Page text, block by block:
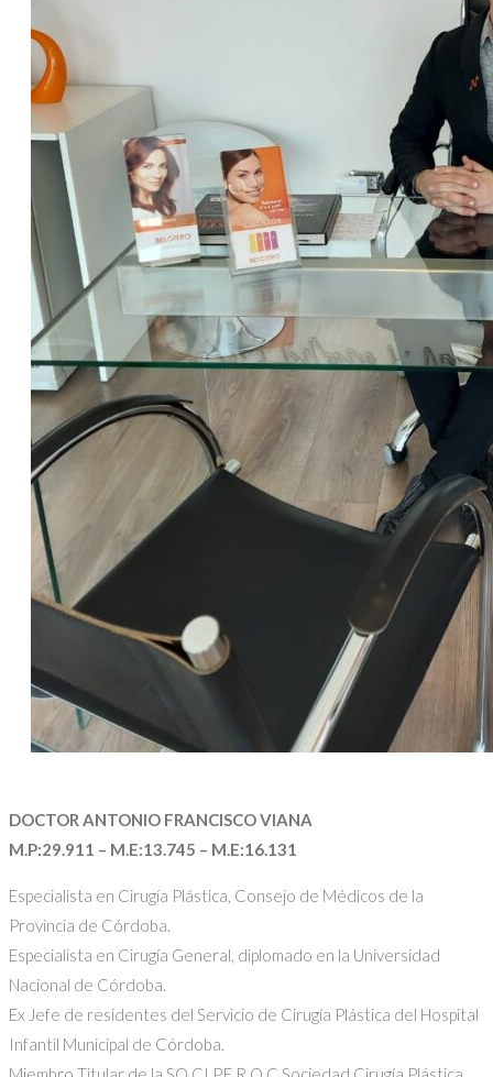
DOCTOR ANTONIO FRANCISCO VIANA
M.P:29.911 – M.E:13.745 – M.E:16.131
Especialista en Cirugía Plástica, Consejo de Médicos de la
Provincia de Córdoba.
Especialista en Cirugía General, diplomado en la Universidad
Nacional de Córdoba.
Ex Jefe de residentes del Servicio de Cirugía Plástica del Hospital
Infantil Municipal de Córdoba.